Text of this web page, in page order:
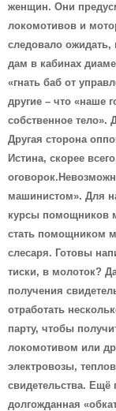
женщин. Они
локомотивов и
следовало
дам в кабинах
«гнать баб от
другие – что «наше
собственное тело».
Другая сторона
Истина, скорее
машинистом». Для
курсы помощников
стать помощником
слесаря. Готовы
тиски, в молоток?
получения
отработать
парту, чтобы
локомотивом или
электровозы,
свидетельства. Ещё
долгожданная